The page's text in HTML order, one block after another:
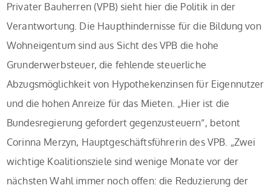
Privater Bauherren (VPB) sieht hier die Politik in der
Verantwortung. Die Haupthindernisse für die Bildung von
Wohneigentum sind aus Sicht des VPB die hohe
Grunderwerbsteuer, die fehlende steuerliche
Abzugsmöglichkeit von Hypothekenzinsen für Eigennutzer
und die hohen Anreize für das Mieten. „Hier ist die
Bundesregierung gefordert gegenzusteuern“, betont
Corinna Merzyn, Hauptgeschäftsführerin des VPB. „Zwei
wichtige Koalitionsziele sind wenige Monate vor der
nächsten Wahl immer noch offen: die Reduzierung der